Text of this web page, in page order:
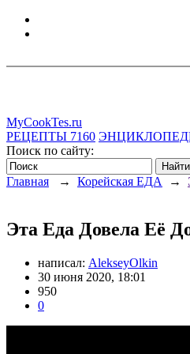
MyCookTes.ru
РЕЦЕПТЫ 7160
Поиск по сайту:
Главная → Корейская ЕДА →
Эта Еда Довела Её
написал: AlekseyOlkin
30 июня 2020, 18:01
950
0